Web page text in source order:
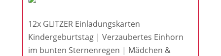
12x GLITZER Einladungskarten
Kindergeburtstag | Verzaubertes Einhorn
im bunten Sternenregen | Mädchen &